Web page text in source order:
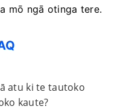
mō ngā otinga tere.
atu ki te tautoko
kaute?